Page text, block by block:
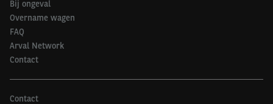
Bij ongeval
Overname wagen
FAQ
Arval Network
Contact
Contact